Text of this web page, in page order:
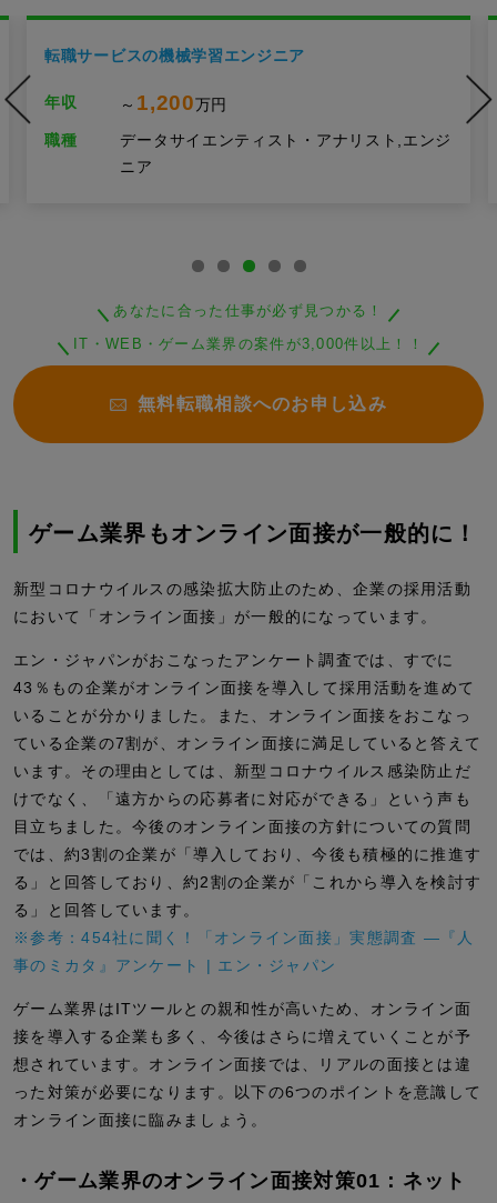
転職サービスの機械学習エンジニア
年収 ～ 1,200万円
職種
データサイエンティスト・アナリスト,エンジ
ニア
あなたに合った仕事が必ず見つかる！
IT・WEB・ゲーム業界の案件が3,000件以上！！
無料転職相談へのお申し込み
ゲーム業界もオンライン面接が一般的に！
新型コロナウイルスの感染拡大防止のため、企業の採用活動
において「オンライン面接」が一般的になっています。
エン・ジャパンがおこなったアンケート調査では、すでに
43％もの企業がオンライン面接を導入して採用活動を進めて
いることが分かりました。また、オンライン面接をおこなっ
ている企業の7割が、オンライン面接に満足していると答えて
います。その理由としては、新型コロナウイルス感染防止だ
けでなく、「遠方からの応募者に対応ができる」という声も
目立ちました。今後のオンライン面接の方針についての質問
では、約3割の企業が「導入しており、今後も積極的に推進す
る」と回答しており、約2割の企業が「これから導入を検討す
る」と回答しています。
※参考：454社に聞く！「オンライン面接」実態調査 ―『人
事のミカタ』アンケート | エン・ジャパン
ゲーム業界はITツールとの親和性が高いため、オンライン面
接を導入する企業も多く、今後はさらに増えていくことが予
想されています。オンライン面接では、リアルの面接とは違
った対策が必要になります。以下の6つのポイントを意識して
オンライン面接に臨みましょう。
・ゲーム業界のオンライン面接対策01：ネット